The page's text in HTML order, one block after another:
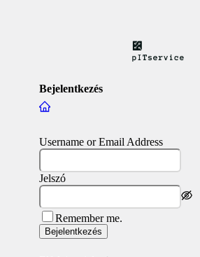
Bejelentkezés
Username or Email Address
Jelszó
Remember me.
Bejelentkezés